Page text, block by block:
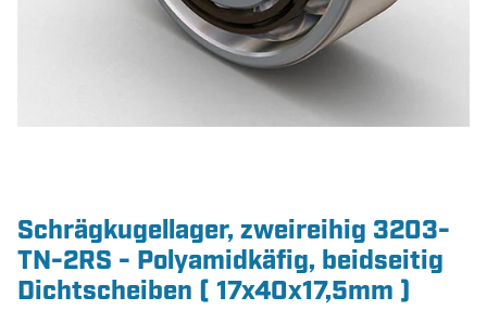
Schrägkugellager, zweireihig 3203-
TN-2RS - Polyamidkäfig, beidseitig
Dichtscheiben ( 17x40x17,5mm )